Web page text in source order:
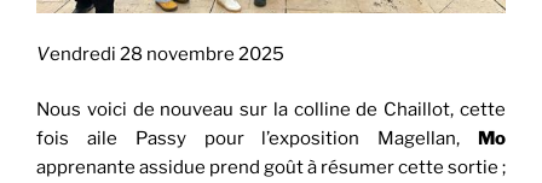
Vendredi 28 novembre 2025
Nous voici de nouveau sur la colline de Chaillot, cette
fois aile Passy pour l’exposition Magellan, Mo
apprenante assidue prend goût à résumer cette sortie ;